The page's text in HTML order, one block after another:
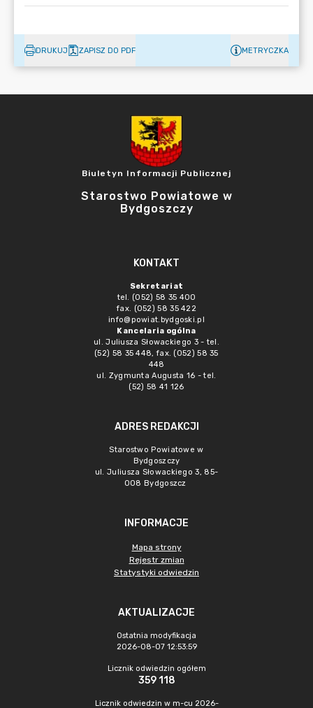
DRUKUJ ZAPISZ DO PDF METRYCZKA
Biuletyn Informacji Publicznej
Starostwo Powiatowe w
Bydgoszczy
KONTAKT
Sekretariat
tel. (052) 58 35 400
fax. (052) 58 35 422
info@powiat.bydgoski.pl
Kancelaria ogólna
ul. Juliusza Słowackiego 3 - tel.
(52) 58 35 448, fax. (052) 58 35
448
ul. Zygmunta Augusta 16 - tel.
(52) 58 41 126
ADRES REDAKCJI
Starostwo Powiatowe w
Bydgoszczy
ul. Juliusza Słowackiego 3, 85-
008 Bydgoszcz
INFORMACJE
Mapa strony
Rejestr zmian
Statystyki odwiedzin
AKTUALIZACJE
Ostatnia modyfikacja
2026-08-07 12:53:59
Licznik odwiedzin ogółem
359 118
Licznik odwiedzin w m-cu 2026-